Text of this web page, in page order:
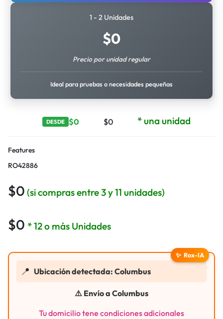
1 - 2 Unidades
$0
Precio por unidad regular
Ideal para pruebas o necesidades pequeñas
DESDE $0 $0 * una unidad
Features
RO42886
$0 (si compras entre 3 y 11 unidades)
$0 * 12 o más Unidades
✨ Rox-IA
📍 Ubicación detectada: Columbus
⚠️ Envío a Columbus
Tu domicilio tene condiciones adicionales